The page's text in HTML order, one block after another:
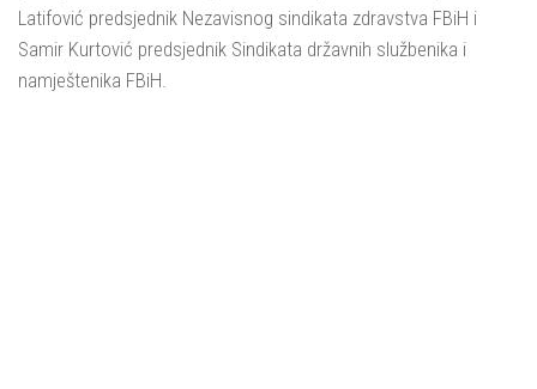
Latifović predsjednik Nezavisnog sindikata zdravstva FBiH i
Samir Kurtović predsjednik Sindikata državnih službenika i
namještenika FBiH.